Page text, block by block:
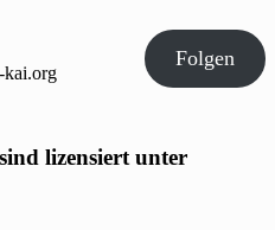
kai.org
Folgen
lizensiert unter